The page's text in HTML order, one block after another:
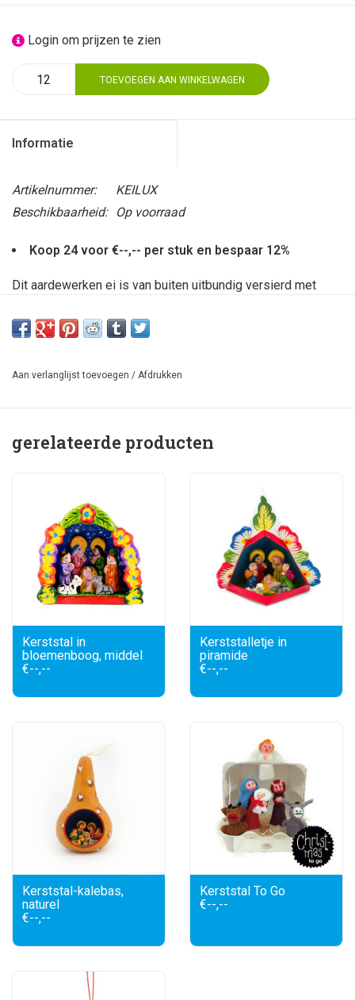
Login om prijzen te zien
TOEVOEGEN AAN WINKELWAGEN
Informatie
Artikelnummer:
KEILUX
Beschikbaarheid:
Op voorraad
Koop 24 voor €--,-- per stuk en bespaar 12%
Dit aardewerken ei is van buiten uitbundig versierd met
kerstavond gaat de stolp eraf... Van de 12 zijn er 8 rode en 4
Aan verlanglijst toevoegen / Afdrukken
gerelateerde producten
Kerststal in
bloemenboog, middel
€--,--
Kerststalletje in
piramide
€--,--
Kerststal-kalebas,
naturel
€--,--
Kerststal To Go
€--,--